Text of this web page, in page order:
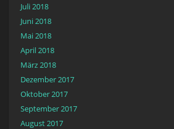
Juli 2018
Juni 2018
Mai 2018
April 2018
März 2018
Dezember 2017
Oktober 2017
September 2017
August 2017